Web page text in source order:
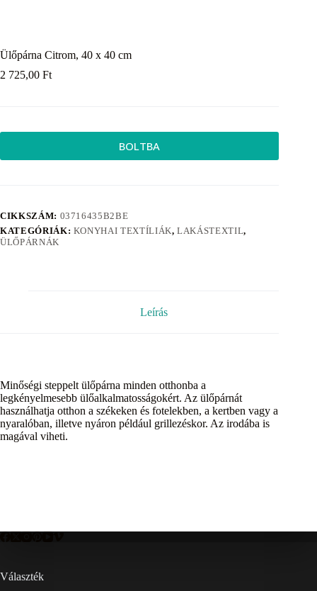
Ülőpárna Citrom, 40 x 40 cm
2 725,00 Ft
BOLTBA
CIKKSZÁM: 03716435B2BE
KATEGÓRIÁK: KONYHAI TEXTÍLIÁK,LAKÁSTEXTIL,
ÜLŐPÁRNÁK
Leírás
Minőségi steppelt ülőpárna minden otthonba a
legkényelmesebb ülőalkalmatosságokért. Az ülőpárnát
használhatja otthon a székeken és fotelekben, a kertben vagy a
nyaralóban, illetve nyáron például grillezéskor. Az irodába is
magával viheti.
Választék